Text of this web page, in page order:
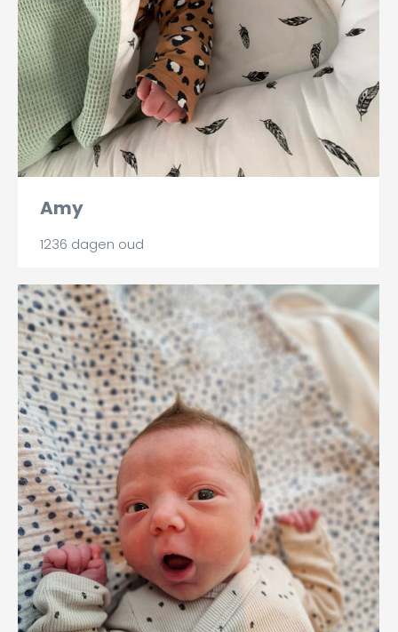
Amy
1236 dagen oud